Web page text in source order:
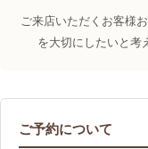
ご来店いただくお客様
を大切にしたいと考
ご予約について